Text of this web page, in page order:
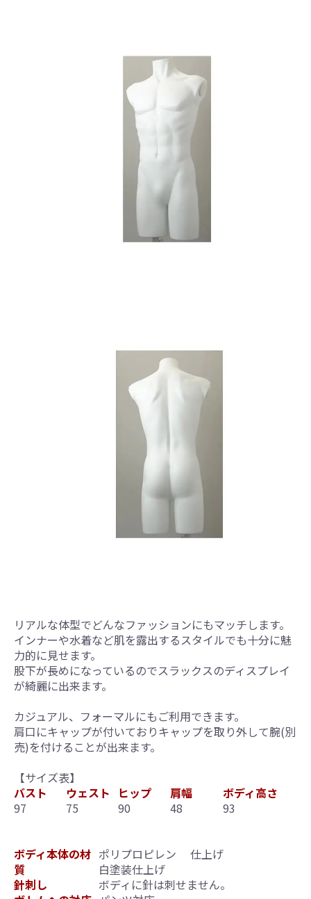
リアルな体型でどんなファッションにもマッチします。
インナーや水着など肌を露出するスタイルでも十分に魅
力的に見せます。
股下が長めになっているのでスラックスのディスプレイ
が綺麗に出来ます。
カジュアル、フォーマルにもご利用できます。
肩口にキャップが付いておりキャップを取り外して腕(別
売)を付けることが出来ます。
【サイズ表】
バスト
ウェスト ヒップ 肩幅
ボディ高さ
97
75 90 48 93
ボディ本体の材
質
ポリプロピレン 仕上げ
白塗装仕上げ
針刺し
ボディに針は刺せません。